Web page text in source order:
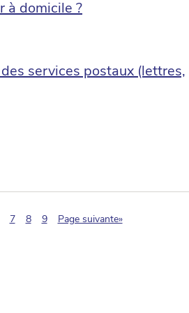
à domicile ?
services postaux (lettres,
7 8 9 Page suivante»